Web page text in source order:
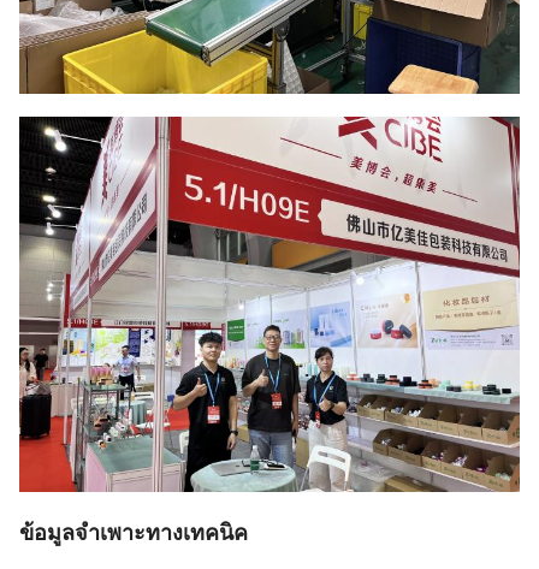
ข้อมูลจำเพาะทางเทคนิค